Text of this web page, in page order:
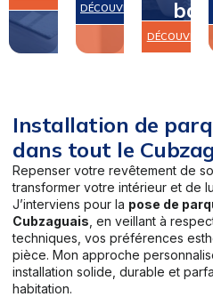
DÉCOUVRIR
DÉCOUVRIR
Installation de
dans tout le
Repenser votre revêtement de
transformer votre intérieur et de
J’interviens pour la pose de
Cubzaguais , en veillant à
techniques, vos préférences
pièce. Mon approche
installation solide, durable et
habitation.